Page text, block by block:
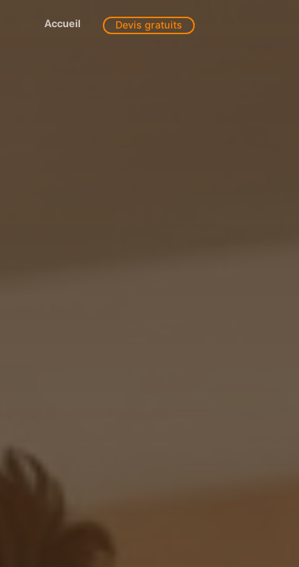
Accueil Devis gratuits